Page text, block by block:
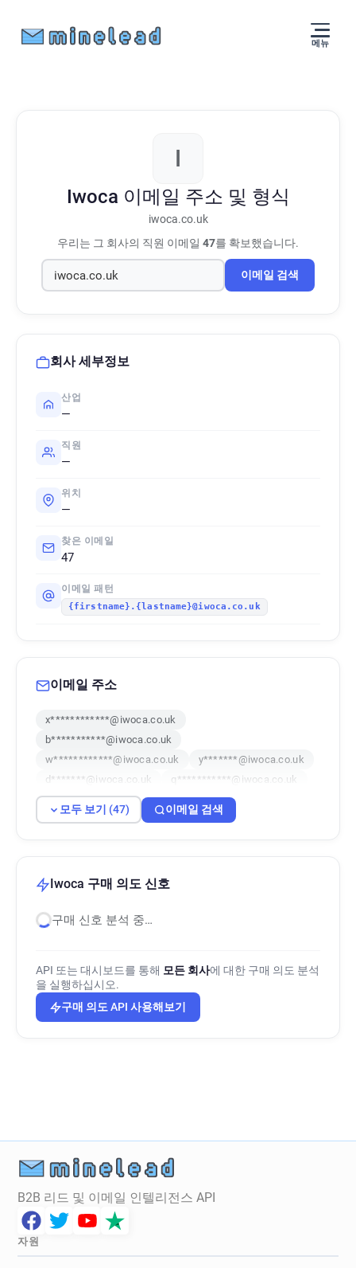
메뉴
I
Iwoca 이메일 주소 및 형식
iwoca.co.uk
우리는 그 회사의 직원 이메일 47를 확보했습니다.
이메일 검색
회사 세부정보
산업
—
직원
—
위치
—
찾은 이메일
47
이메일 패턴
{firstname}.{lastname}@iwoca.co.uk
이메일 주소
x************@iwoca.co.uk
b***********@iwoca.co.uk
w************@iwoca.co.uk
y*******@iwoca.co.uk
d*******@iwoca.co.uk
q***********@iwoca.co.uk
a******@iwoca.co.uk
j******@iwoca.co.uk
o*********@iwoca.co.uk
s************@iwoca.co.uk
l******@iwoca.co.uk
n********@iwoca.co.uk
l************@iwoca.co.uk
s**********@iwoca.co.uk
n*********@iwoca.co.uk
g*********@iwoca.co.uk
k**********@iwoca.co.uk
c**********@iwoca.co.uk
o*******@iwoca.co.uk
o*******@iwoca.co.uk
p******@iwoca.co.uk
v*******@iwoca.co.uk
o************@iwoca.co.uk
j************@iwoca.co.uk
d******@iwoca.co.uk
모두 보기 (47) 이메일 검색
Iwoca 구매 의도 신호
구매 신호 분석 중…
API 또는 대시보드를 통해 모든 회사에 대한 구매 의도 분석
을 실행하십시오.
구매 의도 API 사용해보기
B2B 리드 및 이메일 인텔리전스 API
자원